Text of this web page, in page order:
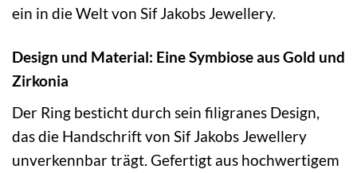
ein in die Welt von Sif Jakobs Jewellery.
Design und Material: Eine Symbiose aus Gold und
Zirkonia
Der Ring besticht durch sein filigranes Design,
das die Handschrift von Sif Jakobs Jewellery
unverkennbar trägt. Gefertigt aus hochwertigem